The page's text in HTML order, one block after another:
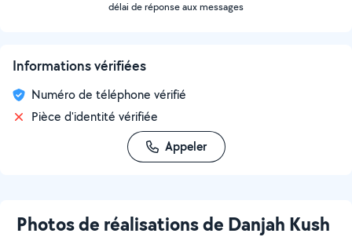
délai de réponse aux messages
Informations vérifiées
Numéro de téléphone vérifié
Pièce d'identité vérifiée
Appeler
Photos de réalisations de Danjah Kush